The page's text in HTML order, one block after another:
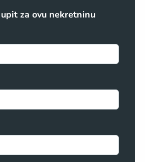
za ovu nekretninu